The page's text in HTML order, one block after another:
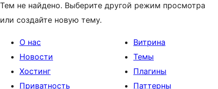
Тем не найдено. Выберите другой режим просмотра
или создайте новую тему.
О нас
Новости
Хостинг
Приватность
Витрина
Темы
Плагины
Паттерны